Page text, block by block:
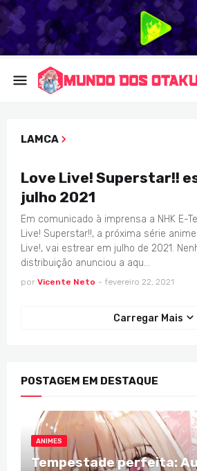
LAMCA
Love Live! Superstar!!
julho 2021
Em comunicado à imprensa a NHK E-
Live! Superstar!!, a próxima série
Live!, vai estrear em julho de 2021.
distribuição anunciou a aqu…
por Vicente Neto - fevereiro 22, 2021
Carregar Mais
POSTAGEM EM DESTAQUE
ANIMES
Tempestade perfeita: